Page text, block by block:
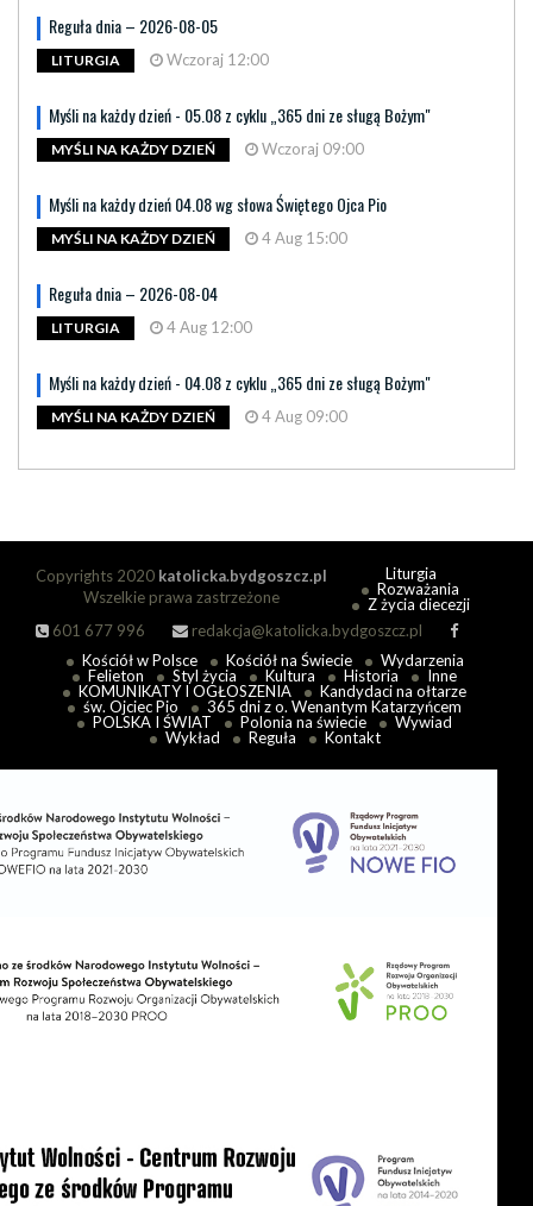
Reguła dnia – 2026-08-05
LITURGIA Wczoraj 12:00
Myśli na każdy dzień - 05.08 z cyklu „365 dni ze sługą Bożym"
MYŚLI NA KAŻDY DZIEŃ Wczoraj 09:00
Myśli na każdy dzień 04.08 wg słowa Świętego Ojca Pio
MYŚLI NA KAŻDY DZIEŃ 4 Aug 15:00
Reguła dnia – 2026-08-04
LITURGIA 4 Aug 12:00
Myśli na każdy dzień - 04.08 z cyklu „365 dni ze sługą Bożym"
MYŚLI NA KAŻDY DZIEŃ 4 Aug 09:00
Copyrights 2020 katolicka.bydgoszcz.pl
Wszelkie prawa zastrzeżone
601 677 996
redakcja@katolicka.bydgoszcz.pl
Liturgia
Rozważania
Z życia diecezji
Kościół w Polsce Kościół na Świecie
Wydarzenia
Felieton
Styl życia Kultura Historia
Inne
KOMUNIKATY I OGŁOSZENIA
Kandydaci na ołtarze
św. Ojciec Pio
365 dni z o. Wenantym Katarzyńcem
POLSKA I ŚWIAT
Polonia na świecie
Wywiad
Wykład
Reguła Kontakt